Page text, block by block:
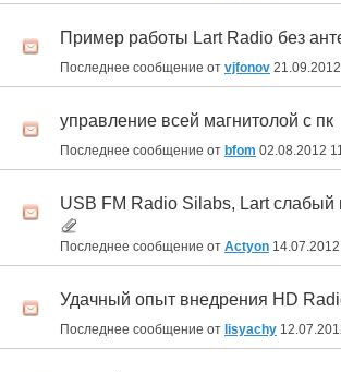
Пример работы Lart Radio без
Последнее сообщение от vjfonov 21.09.2012
управление всей магнитолой с пк
Последнее сообщение от bfom 02.08.2012
USB FM Radio Silabs, Lart слабый
Последнее сообщение от Actyon 14.07.2012
Удачный опыт внедрения HD
Последнее сообщение от lisyachy